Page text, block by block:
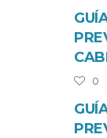
0